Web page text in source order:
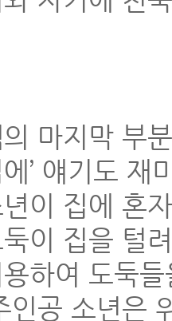
마지막 부
’ 얘기도 재
이 집에 혼
이 집을 털
하여 도둑
인공 소년은